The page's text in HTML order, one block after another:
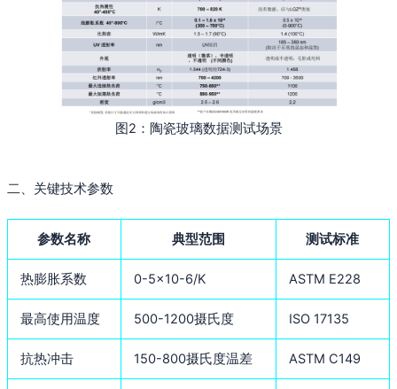
图2：陶瓷玻璃数据测试场景
二、关键技术参数
参数名称 典型范围 测试标准
热膨胀系数 0-5×10-6/K ASTM E228
最高使用温度 500-1200摄氏度 ISO 17135
抗热冲击 150-800摄氏度温差 ASTM C149